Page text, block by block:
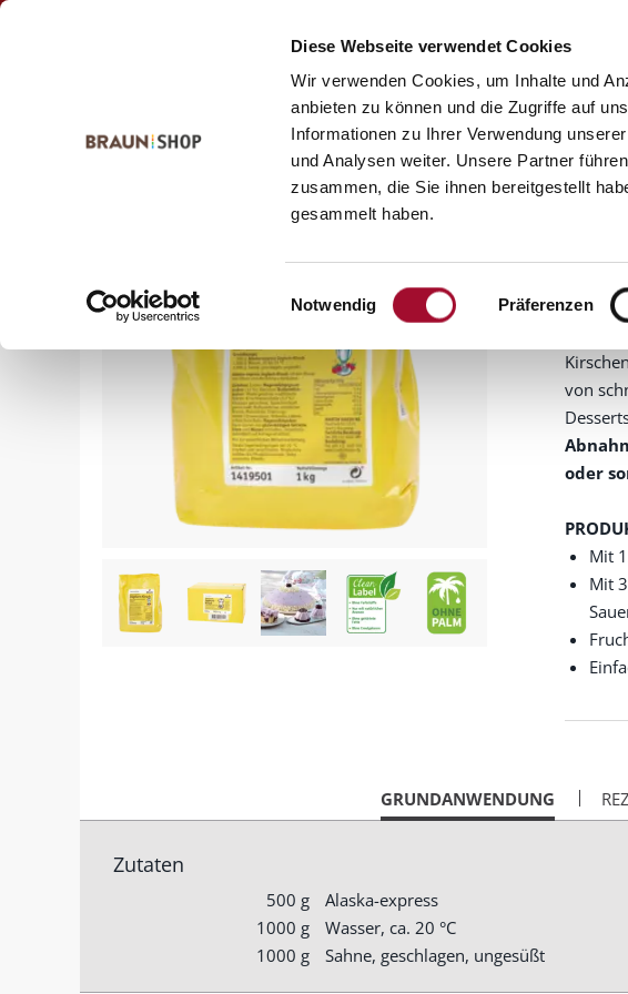
Diese Webseite verwendet Cookies
Wir verwenden Cookies, um Inhalte und
anbieten zu können und die Zugriffe auf
Informationen zu Ihrer Verwendung
und Analysen weiter. Unsere Partner
zusammen, die Sie ihnen bereitgestellt
gesammelt haben.
Einwilligungsauswahl
Notwendig Präferenzen
Zum
Zum
Startseite alle Produkte Bäckerei Sahnestandmittel & Dessertprodukte
1,0 kg
von
oder
Mit
Mit
CURRENT
TAB:
GRUNDANWENDUNG
Zutaten
500 g
Alaska-express
1000 g
Wasser, ca. 20 °C
1000 g
Sahne, geschlagen, ungesüßt